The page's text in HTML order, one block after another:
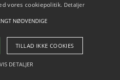
Blog Betingelser
vores cookiepolitik. Detaljer
NØDVENDIGE
TILLAD IKKE COOKIES
VIS DETALJER